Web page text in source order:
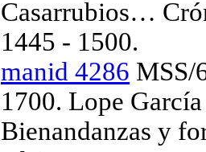
Casarrubios…
1445 - 1500.
manid 4286 MSS/
1700. Lope
Bienandanzas y